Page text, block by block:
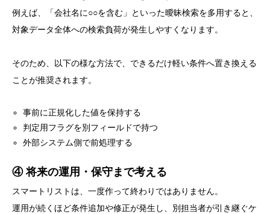
例えば、「会社名に○○を含む」といった曖昧検索を多用すると、
対象データ全体への検索負荷が発生しやすくなります。
そのため、以下の様な方法で、できるだけ軽い条件へ置き換える
ことが推奨されます。
事前に正規化した値を保持する
判定用フラグを別フィールドで持つ
外部システム側で前処理する
④ 将来の運用・保守まで考える
スマートリストは、一度作って終わりではありません。
運用が続くほど条件追加や修正が発生し、別担当者が引き継ぐケ